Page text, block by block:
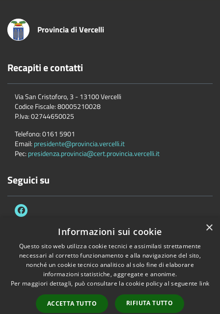
Provincia di Vercelli
Recapiti e contatti
Via San Cristoforo, 3 - 13100 Vercelli
Codice Fiscale:80005210028
P.Iva:02744650025
Telefono:0161 5901
Email: presidente@provincia.vercelli.it
Pec: presidenza.provincia@cert.provincia.vercelli.it
Seguici su
Accessibilità Privacy Cookie
Mappa del sito
Dichiarazione di accessibilità e meccanismo di feedback
Link Utili
Copyright © 2026 • Provincia di Vercelli • Powered byMunicipium•
Accesso redazione
×
Informazioni sui cookie
Questo sito web utilizza cookie tecnici e assimilati strettamente
necessari al corretto funzionamento e alla navigazione del sito,
nonché un cookie tecnico analitico al solo fine di elaborare
informazioni statistiche, aggregate e anonime.
Per maggiori dettagli, può consultare la cookie policy al seguente link
ACCETTA TUTTO RIFIUTA TUTTO